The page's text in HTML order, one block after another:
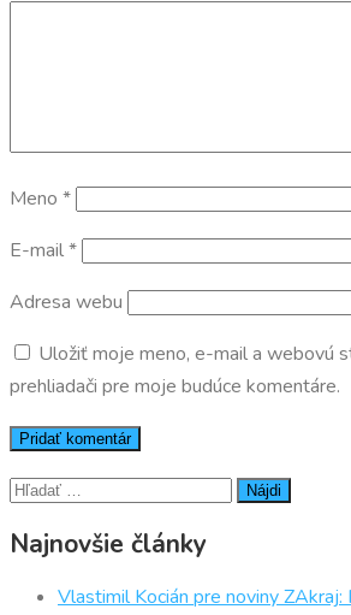
Meno *
E-mail*
Adresa webu
Uložiť moje meno, e-mail a webovú
prehliadači pre moje budúce komentáre.
Hľadať:
Najnovšie články
Vlastimil Kocián pre noviny